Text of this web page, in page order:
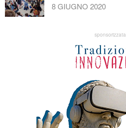
8 GIUGNO 2020
sponsorizzata